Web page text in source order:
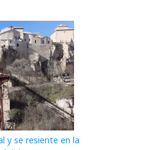
y se resiente en la